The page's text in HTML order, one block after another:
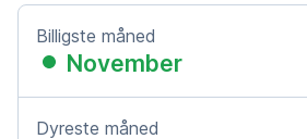
Billigste måned
November
Dyreste måned